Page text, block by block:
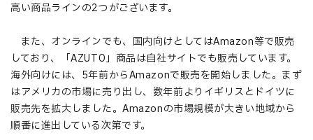
高い商品ラインの2つがございます。
また、オンラインでも、国内向けとしてはAmazon等で販売
しており、「AZUTO」商品は自社サイトでも販売しています。
海外向けには、5年前からAmazonで販売を開始しました。まず
はアメリカの市場に売り出し、数年前よりイギリスとドイツに
販売先を拡大しました。Amazonの市場規模が大きい地域から
順番に進出している次第です。